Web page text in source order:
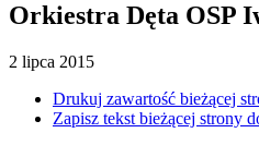
Orkiestra Dęta OSP
2 lipca 2015
Drukuj zawartość bieżącej
Zapisz tekst bieżącej strony